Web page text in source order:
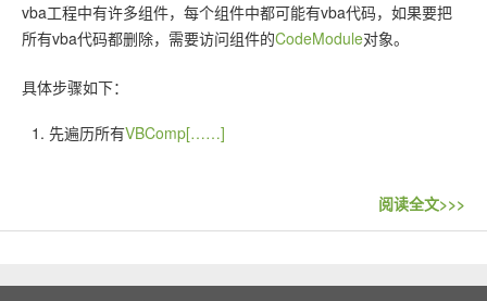
vba工程中有许多组件，每个组件中都可能有vba代码，如果要把
所有vba代码都删除，需要访问组件的CodeModule对象。
具体步骤如下：
先遍历所有VBComp[……]
阅读全文>>>